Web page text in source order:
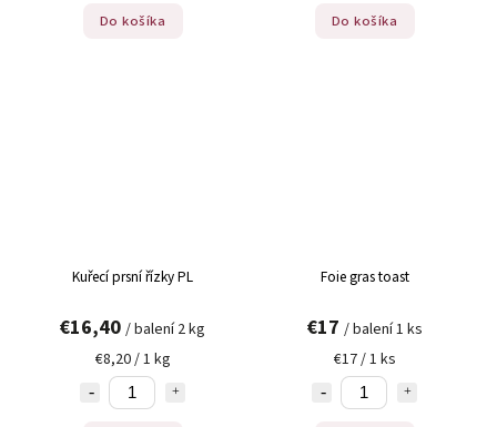
Do košíka Do košíka
Kuřecí prsní řízky PL
€16,40 / balení 2 kg
€8,20 / 1 kg
Foie gras toast
€17 / balení 1 ks
€17 / 1 ks